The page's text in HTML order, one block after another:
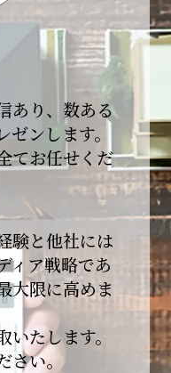
導を賜りますよ
げます。
ざいます】
ただき、心より
事を積み重ねて
いたします。
あり、数ある
ンします。
てお任せくだ
験と他社には
ィア戦略であ
大限に高めま
たします。
い。